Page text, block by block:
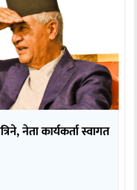
नेता कार्यकर्ता स्वागत